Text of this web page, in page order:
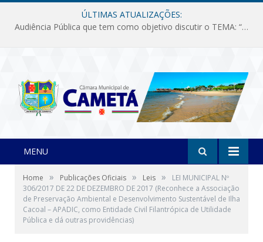
ÚLTIMAS ATUALIZAÇÕES:
Audiência Pública que tem como objetivo discutir o TEMA: “Fornecimento de Energia Elétrica em Debate: Tarifas, Qualidade e Atendimento dos Serviços”
MENU
Home » Publicações Oficiais » Leis »
LEI MUNICIPAL Nº
306/2017 DE 22 DE DEZEMBRO DE 2017 (Reconhece a Associação
de Preservação Ambiental e Desenvolvimento Sustentável de Ilha
Cacoal – APADIC, como Entidade Civil Filantrópica de Utilidade
Pública e dá outras providências)